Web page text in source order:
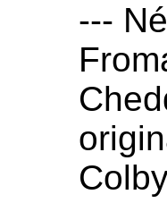
---